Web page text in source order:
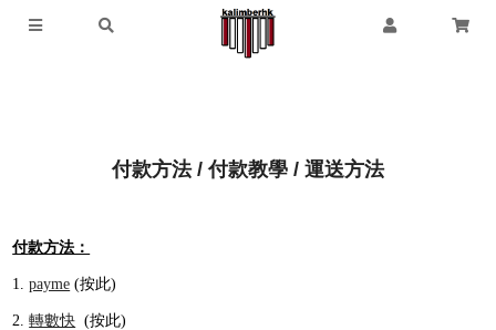
付款方法 / 付款教學 / 運送方法
付款方法：
1.payme (按此)
2.轉數快 (按此)